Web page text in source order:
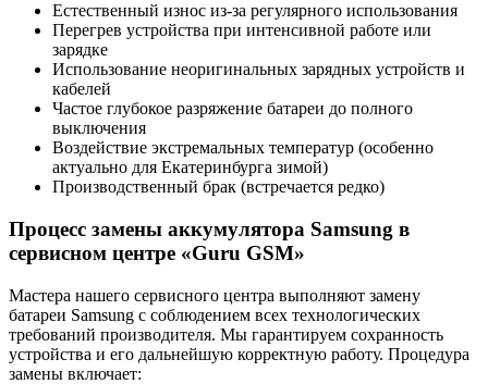
Естественный износ из-за регулярного использования
Перегрев устройства при интенсивной работе или
зарядке
Использование неоригинальных зарядных устройств и
кабелей
Частое глубокое разряжение батареи до полного
выключения
Воздействие экстремальных температур (особенно
актуально для Екатеринбурга зимой)
Производственный брак (встречается редко)
Процесс замены аккумулятора Samsung в
сервисном центре «Guru GSM»
Мастера нашего сервисного центра выполняют замену
батареи Samsung с соблюдением всех технологических
требований производителя. Мы гарантируем сохранность
устройства и его дальнейшую корректную работу. Процедура
замены включает: